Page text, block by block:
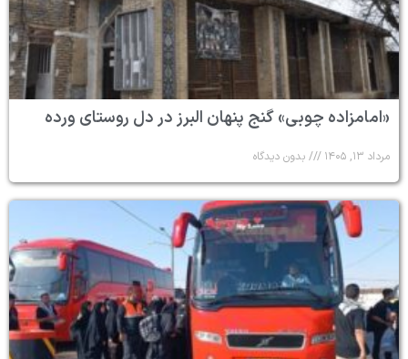
«امامزاده چوبی» گنج پنهان البرز در دل روستای ورده
مرداد ۱۳, ۱۴۰۵ بدون دیدگاه